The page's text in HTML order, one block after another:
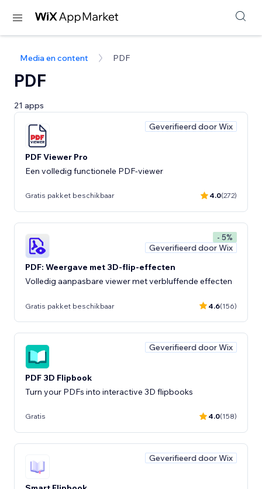
Media en content PDF
PDF
21 apps
Geverifieerd door Wix
PDF Viewer Pro
Een volledig functionele PDF-viewer
Gratis pakket beschikbaar 4.0(272)
- 5%
Geverifieerd door Wix
PDF: Weergave met 3D-flip-effecten
Volledig aanpasbare viewer met verbluffende effecten
Gratis pakket beschikbaar 4.6(156)
Geverifieerd door Wix
PDF 3D Flipbook
Turn your PDFs into interactive 3D flipbooks
Gratis 4.0(158)
Geverifieerd door Wix